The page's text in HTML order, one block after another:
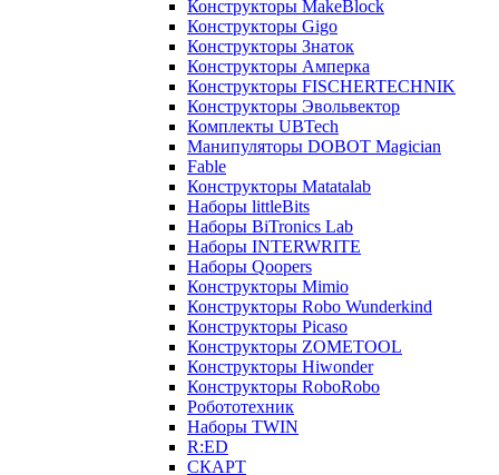
Конструкторы MakeBlock
Конструкторы Gigo
Конструкторы Знаток
Конструкторы Амперка
Конструкторы FISCHERTECHNIK
Конструкторы Эвольвектор
Комплекты UBTech
Манипуляторы DOBOT Magician
Fable
Конструкторы Matatalab
Наборы littleBits
Наборы BiTronics Lab
Наборы INTERWRITE
Наборы Qoopers
Конструкторы Mimio
Конструкторы Robo Wunderkind
Конструкторы Picaso
Конструкторы ZOMETOOL
Конструкторы Hiwonder
Конструкторы RoboRobo
Робототехник
Наборы TWIN
R:ED
СКАРТ